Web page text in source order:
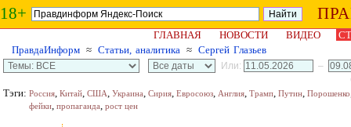
18+
ГЛАВНАЯ НОВОСТИ ВИДЕО
ПравдаИнформ ≈ Статьи, аналитика ≈ Сергей Глазьев
Или:
–
Тэги: Россия, Китай, США, Украина, Сирия, Евросоюз, Англия, Трамп, Путин, Порошенко
фейки, пропаганда, рост цен